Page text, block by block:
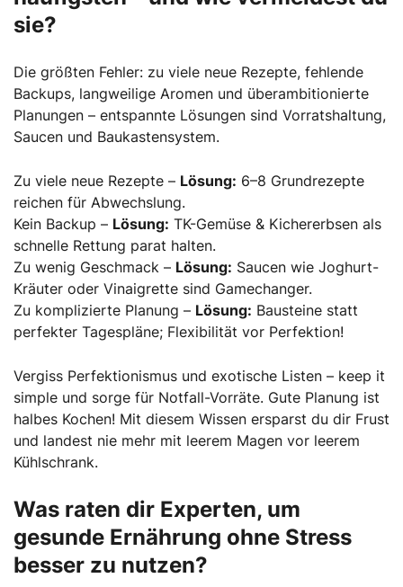
sie?
Die größten Fehler: zu viele neue Rezepte, fehlende
Backups, langweilige Aromen und überambitionierte
Planungen – entspannte Lösungen sind Vorratshaltung,
Saucen und Baukastensystem.
Zu viele neue Rezepte – Lösung: 6–8 Grundrezepte
reichen für Abwechslung.
Kein Backup – Lösung: TK-Gemüse & Kichererbsen als
schnelle Rettung parat halten.
Zu wenig Geschmack – Lösung: Saucen wie Joghurt-
Kräuter oder Vinaigrette sind Gamechanger.
Zu komplizierte Planung – Lösung: Bausteine statt
perfekter Tagespläne; Flexibilität vor Perfektion!
Vergiss Perfektionismus und exotische Listen – keep it
simple und sorge für Notfall-Vorräte. Gute Planung ist
halbes Kochen! Mit diesem Wissen ersparst du dir Frust
und landest nie mehr mit leerem Magen vor leerem
Kühlschrank.
Was raten dir Experten, um
gesunde Ernährung ohne Stress
besser zu nutzen?